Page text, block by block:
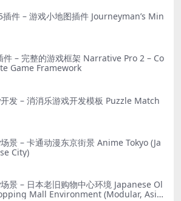
插件 – 游戏小地图插件 Journeyman’s Min
件 – 完整的游戏框架 Narrative Pro 2 – Co
Game Framework
发 – 消消乐游戏开发模板 Puzzle Match
景 – 卡通动漫东京街景 Anime Tokyo (Ja
City)
景 – 日本老旧购物中心环境 Japanese Ol
Mall Environment (Modular, Asia